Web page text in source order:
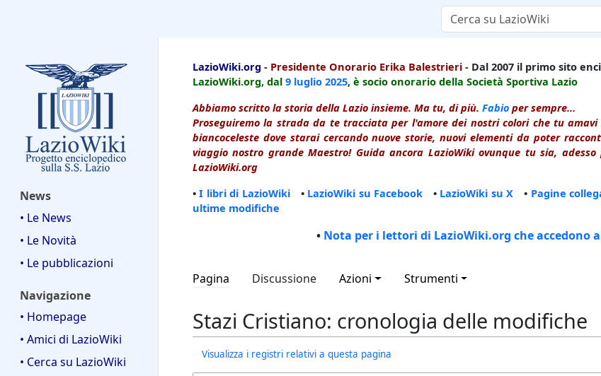
News
• Le News
• Le Novità
• Le pubblicazioni
Navigazione
• Homepage
• Amici di LazioWiki
• Cerca su LazioWiki
LazioWiki.org - Presidente Onorario Erika Balestrieri - Dal 2007 il primo sito
LazioWiki.org, dal 9 luglio 2025, è socio onorario della Società Sportiva Lazio
Abbiamo scritto la storia della Lazio insieme. Ma tu, di più. Fabio per sempre...
Proseguiremo la strada da te tracciata per l'amore dei nostri colori che tu
biancoceleste dove starai cercando nuove storie, nuovi elementi da poter
viaggio nostro grande Maestro! Guida ancora LazioWiki ovunque tu sia,
LazioWiki.org
•I libri di LazioWiki• LazioWiki su Facebook • LazioWiki su X • Pagine
ultime modifiche
• Nota per i lettori di LazioWiki.org che accedono
Pagina Discussione Azioni Strumenti
Stazi Cristiano: cronologia delle modifiche
Visualizza i registri relativi a questa pagina